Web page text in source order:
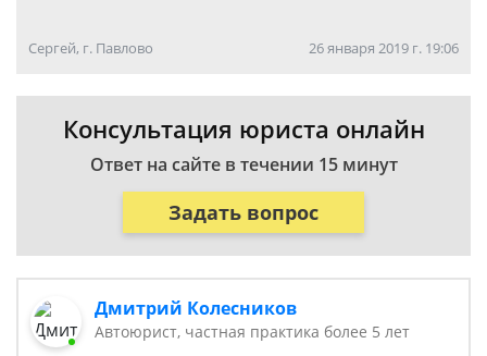
Сергей, г. Павлово 26 января 2019 г. 19:06
Консультация юриста онлайн
Ответ на сайте в течении 15 минут
Задать вопрос
Дмитрий Колесников
Автоюрист, частная практика более 5 лет